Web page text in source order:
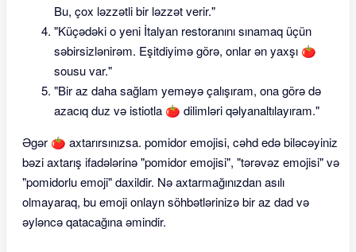
Bu, çox ləzzətli bir ləzzət verir."
"Küçədəki o yeni İtalyan restoranını sınamaq üçün
səbirsizlənirəm. Eşitdiyimə görə, onlar ən yaxşı 🍅
sousu var."
"Bir az daha sağlam yeməyə çalışıram, ona görə də
azacıq duz və istiotla 🍅 dilimləri qəlyanaltılayıram."
Əgər 🍅 axtarırsınızsa. pomidor emojisi, cəhd edə biləcəyiniz
bəzi axtarış ifadələrinə "pomidor emojisi", "tərəvəz emojisi" və
"pomidorlu emoji" daxildir. Nə axtarmağınızdan asılı
olmayaraq, bu emoji onlayn söhbətlərinizə bir az dad və
əyləncə qatacağına əmindir.